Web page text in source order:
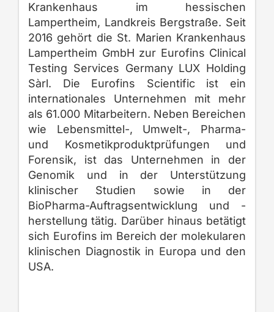
Krankenhaus im hessischen
Lampertheim, Landkreis Bergstraße. Seit
2016 gehört die St. Marien Krankenhaus
Lampertheim GmbH zur Eurofins Clinical
Testing Services Germany LUX Holding
Sàrl. Die Eurofins Scientific ist ein
internationales Unternehmen mit mehr
als 61.000 Mitarbeitern. Neben Bereichen
wie Lebensmittel-, Umwelt-, Pharma-
und Kosmetikproduktprüfungen und
Forensik, ist das Unternehmen in der
Genomik und in der Unterstützung
klinischer Studien sowie in der
BioPharma-Auftragsentwicklung und -
herstellung tätig. Darüber hinaus betätigt
sich Eurofins im Bereich der molekularen
klinischen Diagnostik in Europa und den
USA.